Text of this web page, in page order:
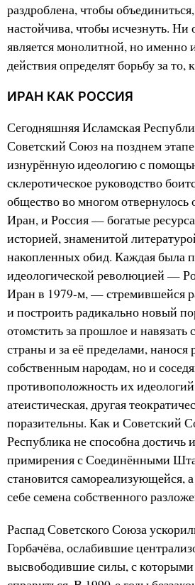
раздроблена, чтобы
настойчива, чтобы исчезнуть. Ни
является монолитной, но именно
действия определят борьбу за то,
ИРАН КАК РОССИЯ
Сегодняшняя Исламская
Советский Союз на позднем
изнурённую идеологию с
склеротическое руководство
общество во многом отвернулось
Иран, и Россия — богатые
историей, знаменитой
накопленных обид. Каждая была
идеологической революцией —
Иран в 1979-м, — стремившейся
и построить радикально новый
отомстить за прошлое и навязать
страны и за её пределами, нанося
собственным народам, но и
противоположность их
атеистическая, другая
поразительны. Как и Советский
Республика не способна достичь
примирения с Соединёнными
становится самореализующейся,
себе семена собственного
Распад Советского Союза
Горбачёва, ослабившие
высвободившие силы, с которыми